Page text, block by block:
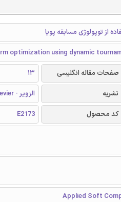
از توپولوژی مسابقه پویا
optimization using dynamic
صفحات مقاله انگلیسی
13
نشریه
الزویر - Elsevier
کد محصول
E2173